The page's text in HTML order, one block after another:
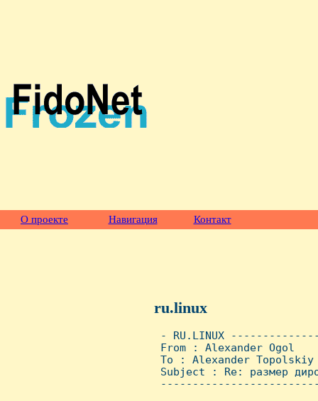
О проекте Навигация Контакт
ru.linux
- RU.LINUX
From : Alexander
To : Alexander Topolskiy
Subject : Re: размер